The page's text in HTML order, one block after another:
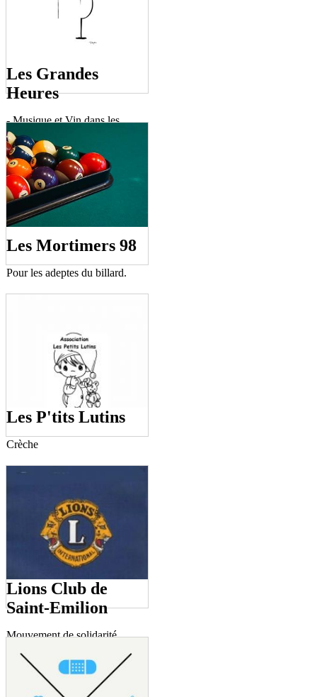
Les Grandes
Heures
- Musique et Vin dans les
Châteaux
- Exposition d'art contemporain
- Jours Nez des Senteurs
Les Mortimers 98
Pour les adeptes du billard.
Les P'tits Lutins
Crèche
Lions Club de
Saint-Emilion
Mouvement de solidarité
handicapés ou encore les
personnes âgées.